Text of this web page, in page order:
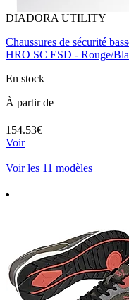
DIADORA UTILITY
Chaussures de sécurité
HRO SC ESD - Rouge/
En stock
À partir de
154.53€
Voir
Voir les 11 modèles